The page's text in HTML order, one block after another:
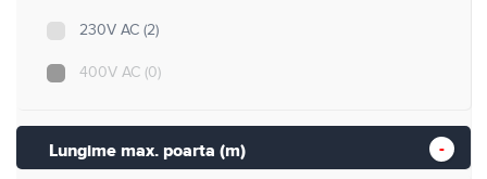
230V AC (2)
400V AC (0)
Lungime max. poarta (m)